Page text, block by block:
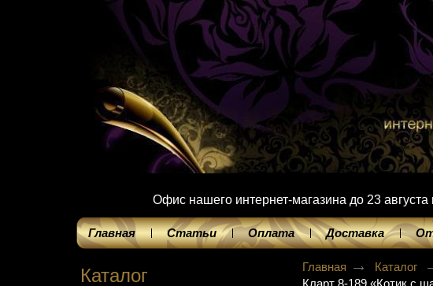
Офис нашего интернет-магазина до 23 августа
Главная Статьи Оплата Доставка
Каталог Главная Каталог
Кларт 8-189 «Котик с